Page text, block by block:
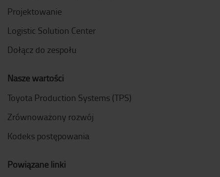
Projektowanie
Logistic Solution Center
Dołącz do zespołu
Nasze wartości
Toyota Production Systems (TPS)
Zrównoważony rozwój
Kodeks postępowania
Powiązane linki